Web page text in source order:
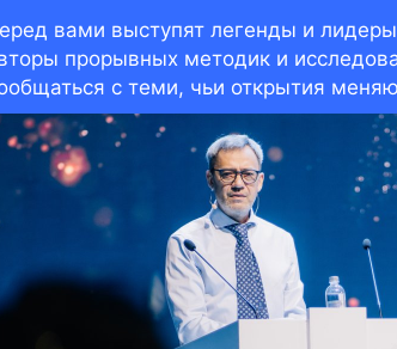
вами выступят легенды и
прорывных методик и
с теми, чьи открытия